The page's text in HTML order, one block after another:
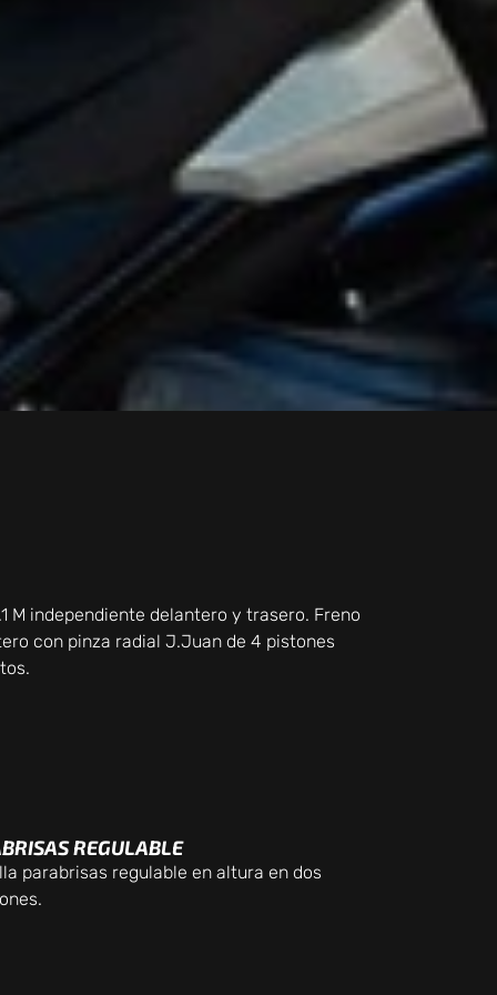
M independiente delantero y trasero. Freno
con pinza radial J.Juan de 4 pistones
REGULABLE
parabrisas regulable en altura en dos